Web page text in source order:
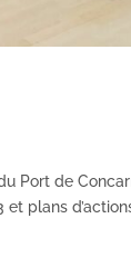
Port de
plans